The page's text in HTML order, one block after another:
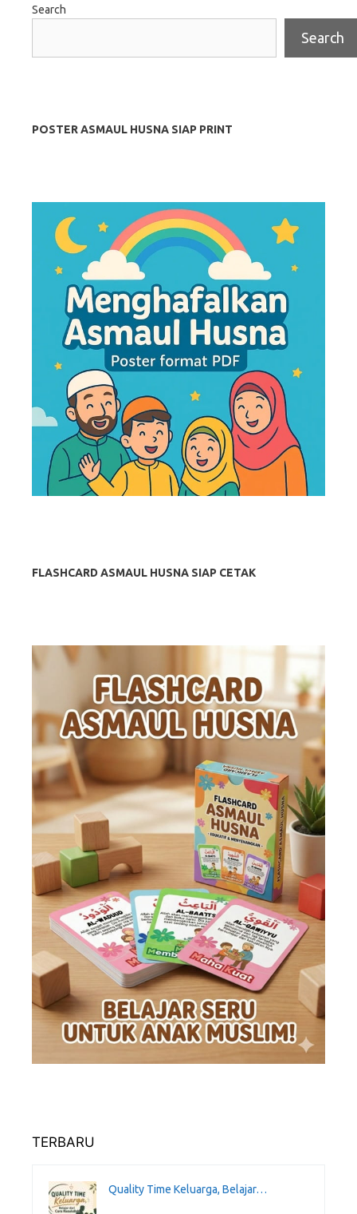
Search
Search
POSTER ASMAUL HUSNA SIAP PRINT
FLASHCARD ASMAUL HUSNA SIAP CETAK
TERBARU
Quality Time Keluarga, Belajar…